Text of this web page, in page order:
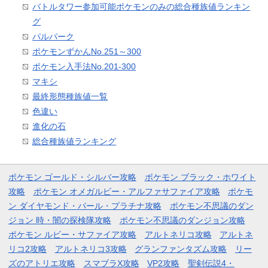
バトルタワー参加可能ポケモンのみの総合種族値ランキン
グ
パルパーク
ポケモンずかんNo.251～300
ポケモン入手法No.201-300
マキシ
最終形態種族値一覧
色違い
進化の石
総合種族値ランキング
ポケモン ゴールド・シルバー攻略
ポケモン ブラック・ホワイト
攻略
ポケモン オメガルビー・アルファサファイア攻略
ポケモ
ン ダイヤモンド・パール・プラチナ攻略
ポケモン不思議のダン
ジョン 時・闇の探検隊攻略
ポケモン不思議のダンジョン攻略
ポケモン ルビー・サファイア攻略
アルトネリコ攻略
アルトネ
リコ2攻略
アルトネリコ3攻略 グランファンタズム攻略
リー
ズのアトリエ攻略
スマブラX攻略 VP2攻略 聖剣伝説4・